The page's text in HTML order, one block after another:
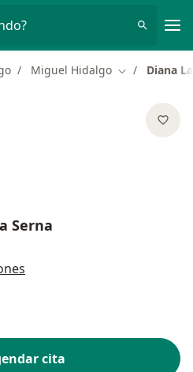
Miguel Hidalgo Cambiar de
Diana
Serna
cita